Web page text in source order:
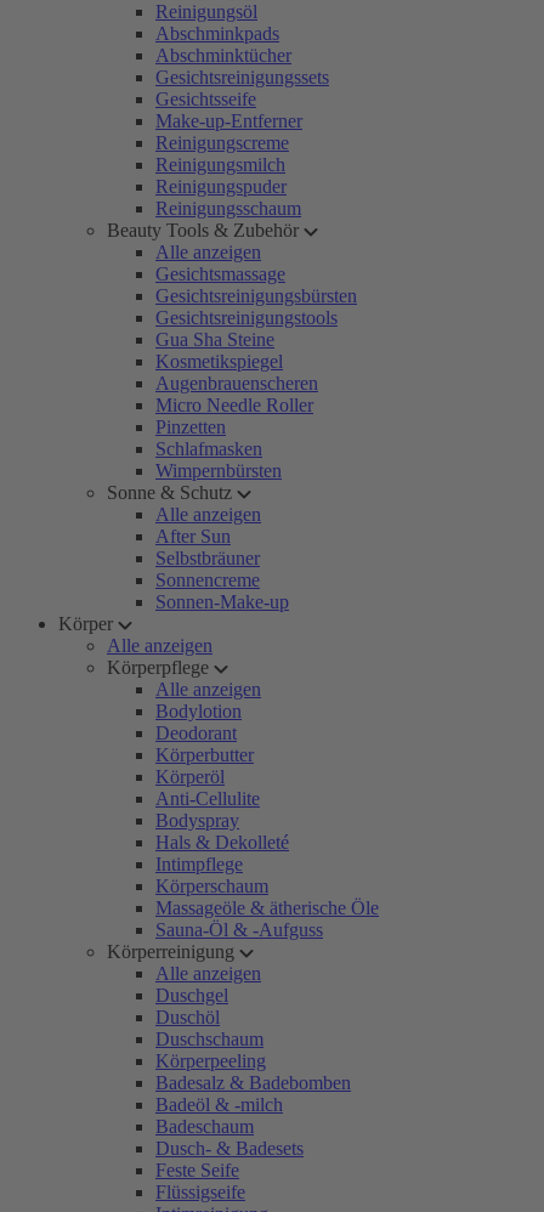
Reinigungsöl
Abschminkpads
Abschminktücher
Gesichtsreinigungssets
Gesichtsseife
Make-up-Entferner
Reinigungscreme
Reinigungsmilch
Reinigungspuder
Reinigungsschaum
Beauty Tools & Zubehör
Alle anzeigen
Gesichtsmassage
Gesichtsreinigungsbürsten
Gesichtsreinigungstools
Gua Sha Steine
Kosmetikspiegel
Augenbrauenscheren
Micro Needle Roller
Pinzetten
Schlafmasken
Wimpernbürsten
Sonne & Schutz
Alle anzeigen
After Sun
Selbstbräuner
Sonnencreme
Sonnen-Make-up
Körper
Alle anzeigen
Körperpflege
Alle anzeigen
Bodylotion
Deodorant
Körperbutter
Körperöl
Anti-Cellulite
Bodyspray
Hals & Dekolleté
Intimpflege
Körperschaum
Massageöle & ätherische Öle
Sauna-Öl & -Aufguss
Körperreinigung
Alle anzeigen
Duschgel
Duschöl
Duschschaum
Körperpeeling
Badesalz & Badebomben
Badeöl & -milch
Badeschaum
Dusch- & Badesets
Feste Seife
Flüssigseife